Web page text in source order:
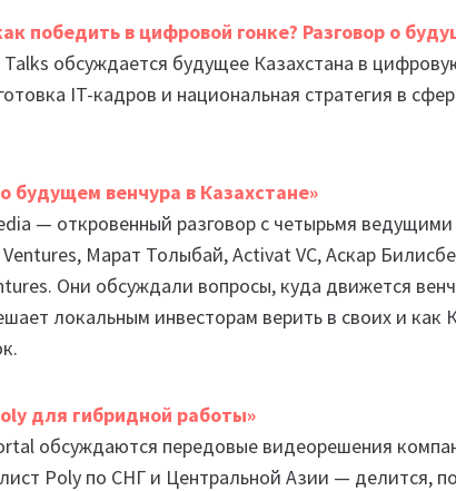
победить в цифровой гонке? Разговор о
обсуждается будущее Казахстана в
IT-кадров и национальная стратегия в
будущем венчура в Казахстане»
— откровенный разговор с четырьмя
Марат Толыбай, Activat VC, Аскар
Они обсуждали вопросы, куда движется
локальным инвесторам верить в своих и как
для гибридной работы»
обсуждаются передовые видеорешения
Poly по СНГ и Центральной Азии — делится,